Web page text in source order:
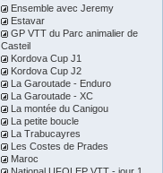
Ensemble avec Jeremy
Estavar
GP VTT du Parc animalier de
Casteil
Kordova Cup J1
Kordova Cup J2
La Garoutade - Enduro
La Garoutade - XC
La montée du Canigou
La petite boucle
La Trabucayres
Les Costes de Prades
Maroc